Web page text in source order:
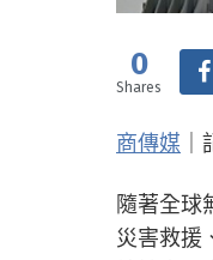
0
Shares
商傳媒
隨著全球
災害救援